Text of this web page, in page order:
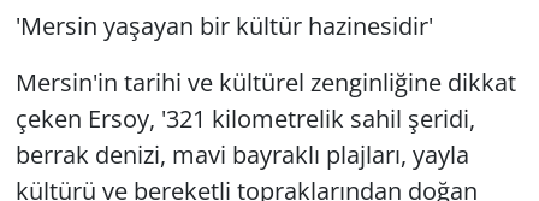
'Mersin yaşayan bir kültür hazinesidir'
Mersin'in tarihi ve kültürel zenginliğine dikkat
çeken Ersoy, '321 kilometrelik sahil şeridi,
berrak denizi, mavi bayraklı plajları, yayla
kültürü ve bereketli topraklarından doğan